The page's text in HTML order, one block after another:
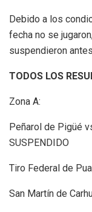
Debido a los
fecha no se
suspendieron
TODOS LOS
Zona A:
Peñarol de Pigüé
SUSPENDIDO
Tiro Federal de
San Martín de